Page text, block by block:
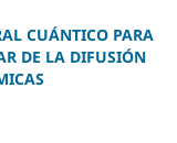
CUÁNTICO PARA
DE LA DIFUSIÓN